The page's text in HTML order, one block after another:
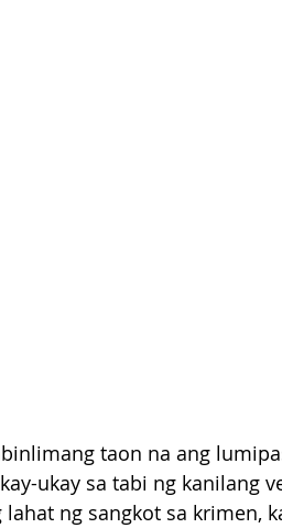
taon na ang
ukay sa tabi ng kanilang
lahat ng sangkot sa krimen,